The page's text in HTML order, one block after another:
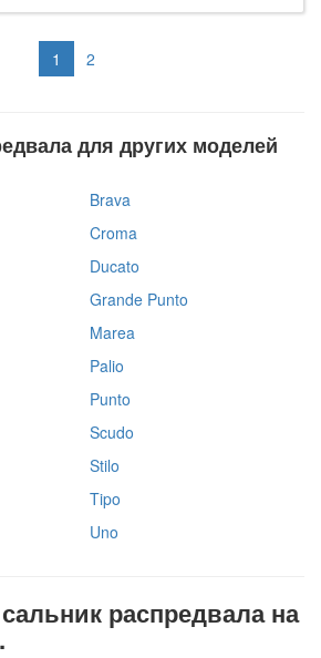
1 2
для других моделей
Brava
Croma
Ducato
Grande Punto
Marea
Palio
Punto
Scudo
Stilo
Tipo
Uno
распредвала на